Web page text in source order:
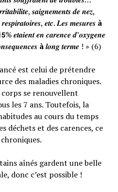
𝒔𝒂𝒊𝒈𝒏𝒆𝒎𝒆𝒏𝒕𝒔 𝒅𝒆 𝒏𝒆𝒛,
𝒆𝒕𝒄. 𝑳𝒆𝒔 𝒎𝒆𝒔𝒖𝒓𝒆𝒔 à
𝒆𝒕𝒂𝒊𝒆𝒏𝒕 𝒆𝒏 𝒄𝒂𝒓𝒆𝒏𝒄𝒆 𝒅’𝒐𝒙𝒚𝒈𝒆𝒏𝒆
à𝒍𝒐𝒏𝒈 𝒕𝒆𝒓𝒎𝒆 ! » (6)
est celui de prétendre
des maladies chroniques.
se renouvellent
les 7 ans. Toutefois, la
au cours du temps
déchets et des carences, ce
aînés gardent une belle
donc c’est possible !